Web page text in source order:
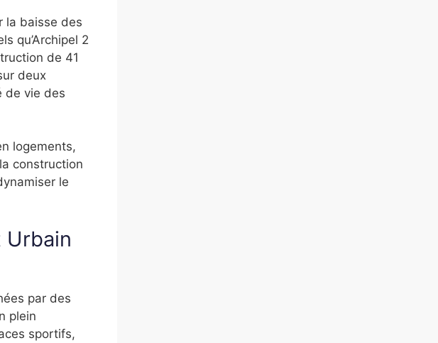
la baisse des
qu’Archipel 2
de 41
deux
de vie des
logements,
construction
le
Urbain
par des
plein
sportifs,